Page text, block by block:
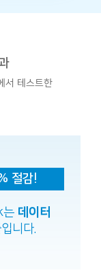
서 테스트한
절감!
는 데이터
니다.